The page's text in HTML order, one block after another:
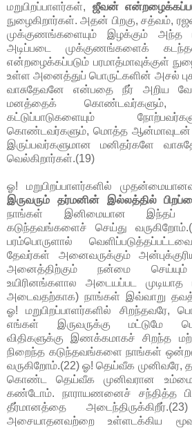
மறுபிறப்பாளர்கள், ஜீவன்
நுழைகிறார்கள். அதன் பிறகு, சத்வம்,
முக்குணங்களையும் இழக்கும் அந்த
அடிப்படை முக்குணங்களைக்
என்றழைக்கப்படும் பரமாத்மாவுக்குள்
உள்ள அனைத்துப் பொருட்களின் அசல்
வாசுதேவனே என்பதை நீர் அறிய
மனத்தைக் கொண்டவர்களும்,
கட்டுப்பாடுகளையும்
கொண்டவர்களும், மொத்த ஆன்மாவுடன்
இருப்பவர்களுமான மனிதர்களே
வெல்கிறார்கள்.(19)
ஓ! மறுபிறப்பாளர்களில்
இருவரும் தர்மனின் இல்லத்தில்
நாங்கள் இனிமையான இந்தப்
கடுந்தவங்களைச் செய்து
பரம்பொருளால்
தேவர்கள் அனைவருக்கும்
அனைத்திற்கும் நன்மை செய்யும்
உயிரினங்களால அடையப்பட
அடைவதற்காக) நாங்கள் இவ்வாறு
ஓ! மறுபிறப்பாளர்களில் சிறந்தவரே,
எங்கள் இருவருக்கு மட்டுமே
விதிகளுக்கு இணக்கமாகச் சிறந்த
நிறைந்த கடுந்தவங்களை நாங்கள்
வருகிறோம்.(22) ஓ! தெய்வீக
கொண்ட தெய்வீக முனிவரான
கண்டோம். நாராயணனைச் சந்தித்த
தீர்மானத்தை
அசையாதனவற்றை உள்ளடக்கிய